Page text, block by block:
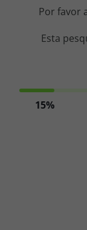
Cruzeiros
Especialistas
Por favor
Esta
15%